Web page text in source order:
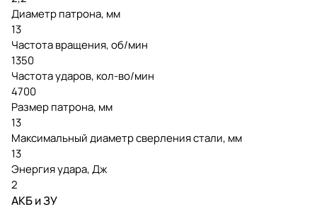
Диаметр патрона, мм
13
Частота вращения, об/мин
1350
Частота ударов, кол-во/мин
4700
Размер патрона, мм
13
Максимальный диаметр сверления стали, мм
13
Энергия удара, Дж
2
АКБ и ЗУ